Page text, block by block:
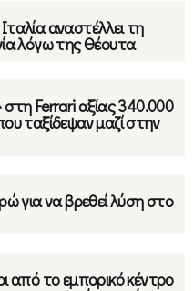
αναστέλλει τη
λόγω της Θέουτα
Ferrari αξίας 340.000
ταξίδεψαν μαζί στην
για να βρεθεί λύση στο
από το εμπορικό κέντρο